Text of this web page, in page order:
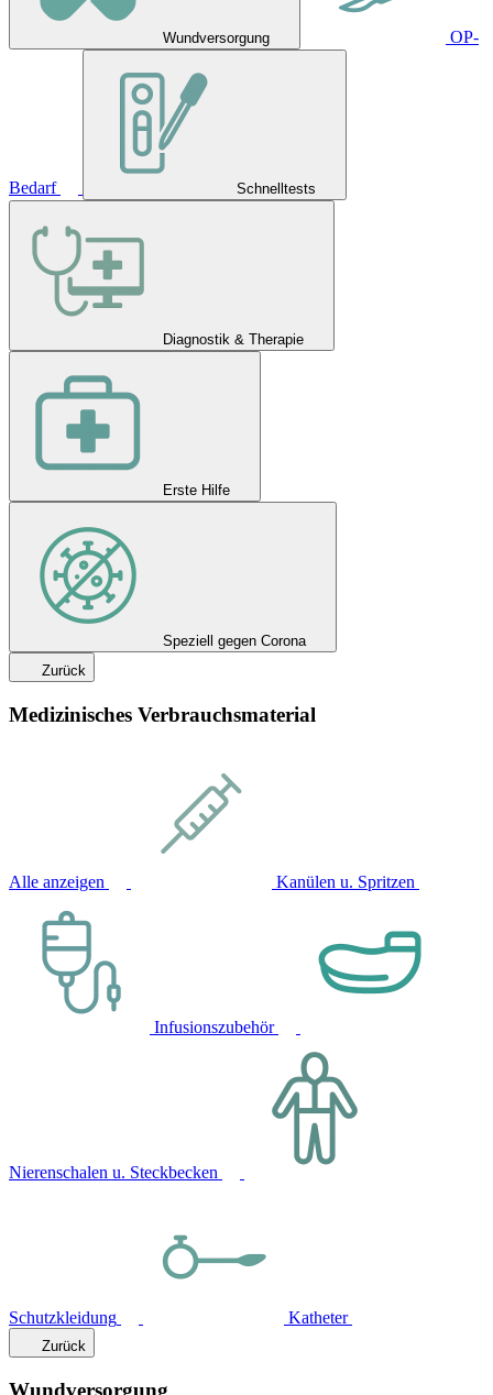
Wundversorgung OP-
Bedarf Schnelltests
Diagnostik & Therapie
Erste Hilfe
Speziell gegen Corona
Zurück
Medizinisches Verbrauchsmaterial
Alle anzeigen Kanülen u. Spritzen
Infusionszubehör
Nierenschalen u. Steckbecken
Schutzkleidung Katheter
Zurück
Wundversorgung